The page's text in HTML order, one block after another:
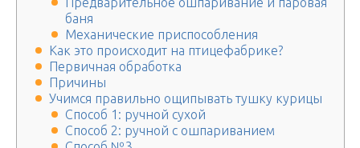
баня
Механические приспособления
Как это происходит на птицефабрике?
Первичная обработка
Причины
Учимся правильно ощипывать тушку курицы
Способ 1: ручной сухой
Способ 2: ручной с ошпариванием